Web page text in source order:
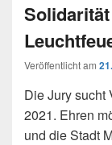
Veröffentlicht am
Die Jury sucht
2021. Ehren
und die Stadt